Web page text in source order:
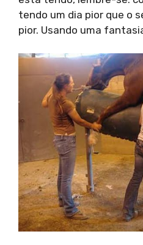
tendo um dia pior que o
pior. Usando uma